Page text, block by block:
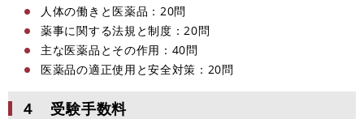
人体の働きと医薬品：20問
薬事に関する法規と制度：20問
主な医薬品とその作用：40問
医薬品の適正使用と安全対策：20問
４ 受験手数料